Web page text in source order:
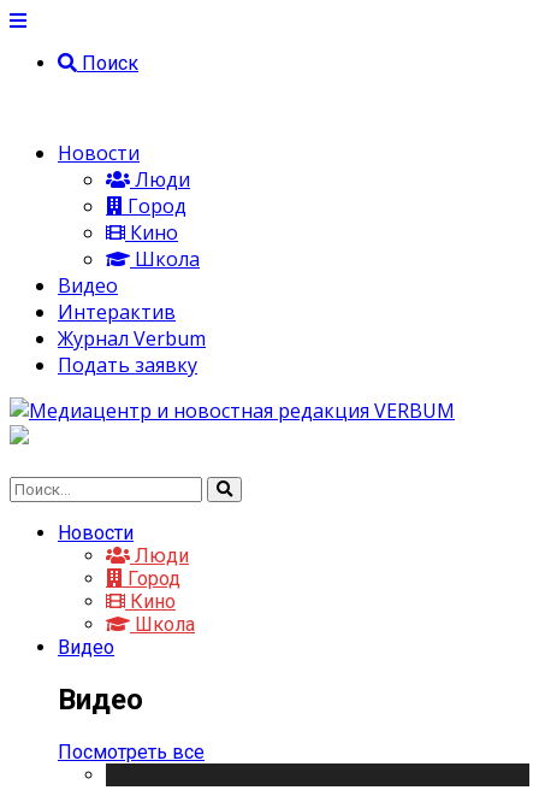
Поиск
Новости
Люди
Город
Кино
Школа
Видео
Интерактив
Журнал Verbum
Подать заявку
Новости
Люди
Город
Кино
Школа
Видео
Видео
Посмотреть все